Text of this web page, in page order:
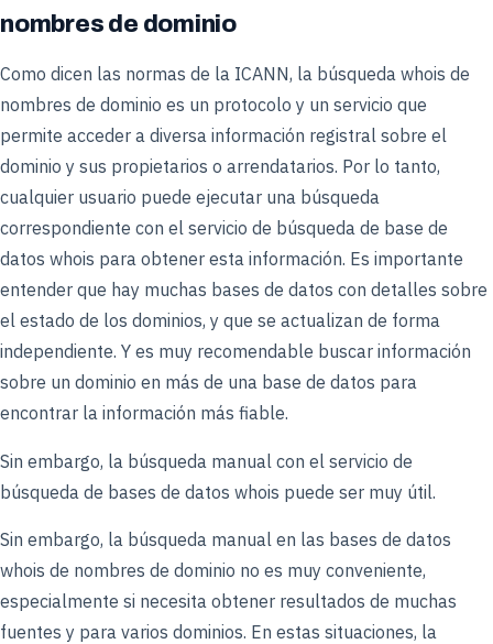
nombres de dominio
Como dicen las normas de la ICANN, la búsqueda whois de
nombres de dominio es un protocolo y un servicio que
permite acceder a diversa información registral sobre el
dominio y sus propietarios o arrendatarios. Por lo tanto,
cualquier usuario puede ejecutar una búsqueda
correspondiente con el servicio de búsqueda de base de
datos whois para obtener esta información. Es importante
entender que hay muchas bases de datos con detalles sobre
el estado de los dominios, y que se actualizan de forma
independiente. Y es muy recomendable buscar información
sobre un dominio en más de una base de datos para
encontrar la información más fiable.
Sin embargo, la búsqueda manual con el servicio de
búsqueda de bases de datos whois puede ser muy útil.
Sin embargo, la búsqueda manual en las bases de datos
whois de nombres de dominio no es muy conveniente,
especialmente si necesita obtener resultados de muchas
fuentes y para varios dominios. En estas situaciones, la